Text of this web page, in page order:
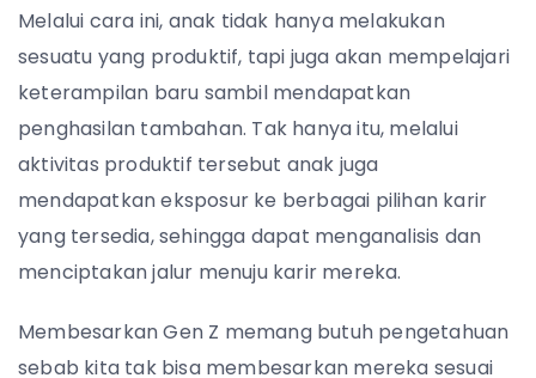
Melalui cara ini, anak tidak hanya melakukan
sesuatu yang produktif, tapi juga akan mempelajari
keterampilan baru sambil mendapatkan
penghasilan tambahan. Tak hanya itu, melalui
aktivitas produktif tersebut anak juga
mendapatkan eksposur ke berbagai pilihan karir
yang tersedia, sehingga dapat menganalisis dan
menciptakan jalur menuju karir mereka.
Membesarkan Gen Z memang butuh pengetahuan
sebab kita tak bisa membesarkan mereka sesuai